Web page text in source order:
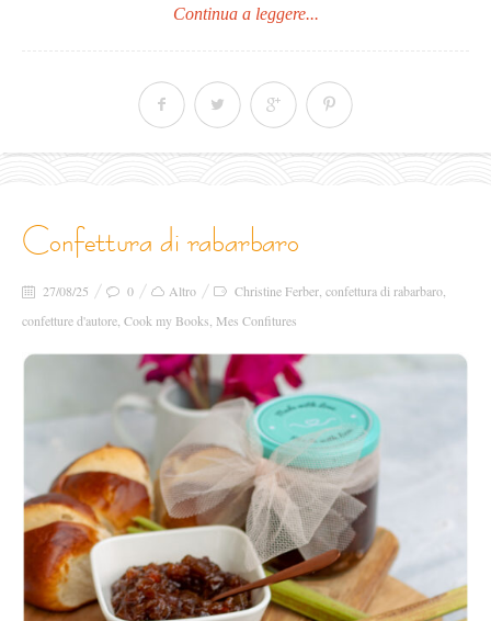
Continua a leggere...
confettura di rabarbaro
27/08/25 0 Altro Christine Ferber confettura di rabarbaro
confetture d'autore Cook my Books Mes Confitures